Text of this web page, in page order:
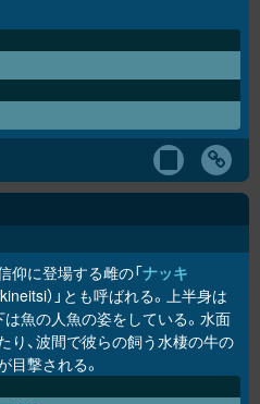
仰に登場する雌の「ナッキ
）」とも呼ばれる。上半身は
魚の人魚の姿をしている。水面
り、波間で彼らの飼う水棲の牛の
撃される。